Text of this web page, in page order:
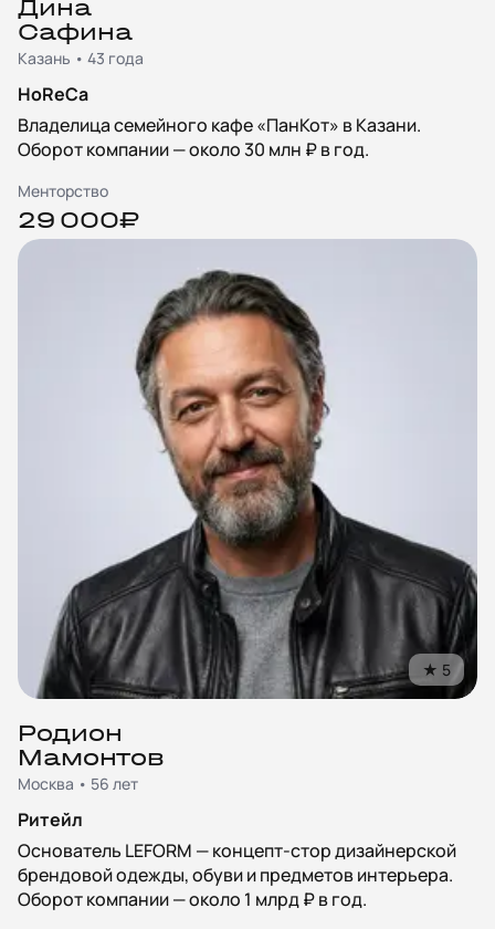
Дина
Сафина
Казань • 43 года
HoReCa
Владелица семейного кафе «ПанКот» в Казани.
Оборот компании — около 30 млн ₽ в год.
Менторство
29 000₽
★ 5
Родион
Мамонтов
Москва • 56 лет
Ритейл
Основатель LEFORM — концепт-стор дизайнерской
брендовой одежды, обуви и предметов интерьера.
Оборот компании — около 1 млрд ₽ в год.